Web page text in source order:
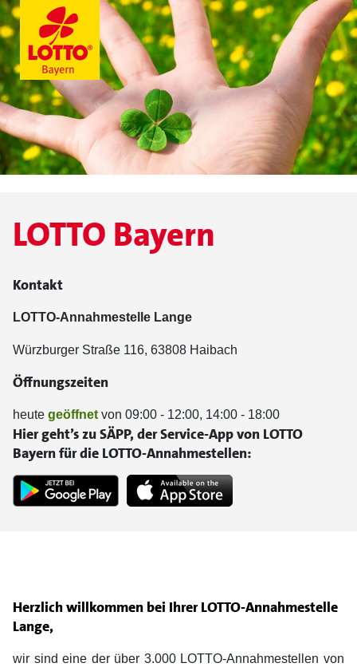
Herzlich willkommen bei Ihrer LOTTO-Annahmestelle
Lange,
wir sind eine der über 3.000 LOTTO-Annahmestellen von
LOTTO Bayern
Kontakt
LOTTO-Annahmestelle Lange
Würzburger Straße 116, 63808 Haibach
Öffnungszeiten
heute geöffnet von 09:00 - 12:00, 14:00 - 18:00
Hier geht’s zu SÄPP, der Service-App von LOTTO
Bayern für die LOTTO-Annahmestellen: